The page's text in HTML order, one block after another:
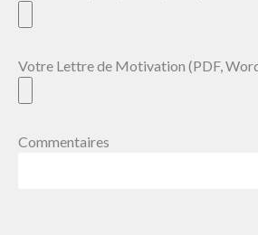
Votre Lettre de Motivation (PDF,
Commentaires